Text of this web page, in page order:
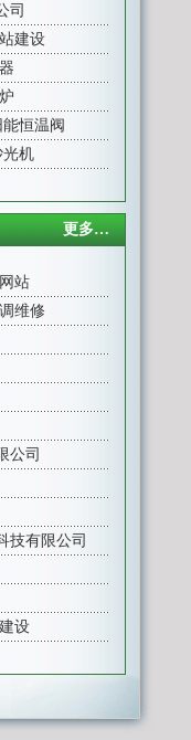
司
建设
能恒温阀
光机
更多…
站
维修
公司
技有限公司
设